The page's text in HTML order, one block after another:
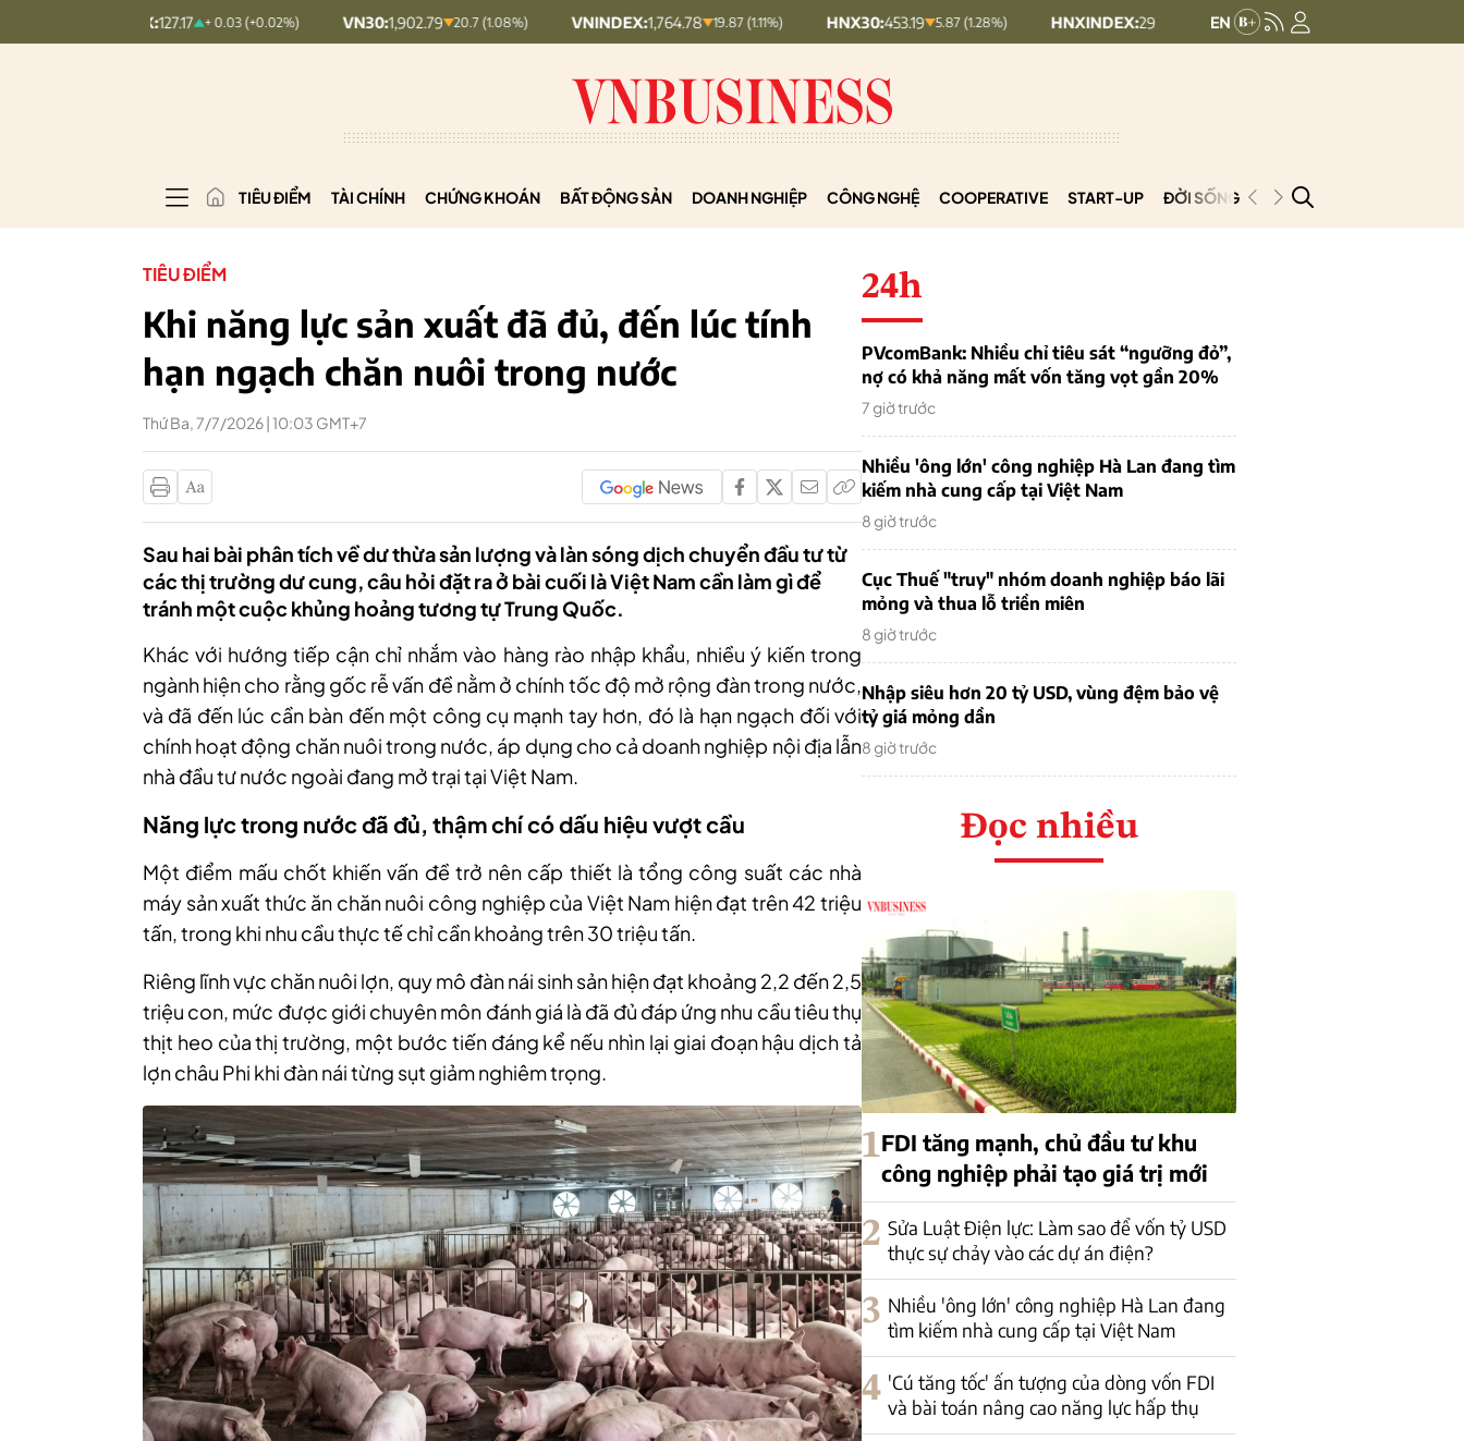
+ 0.03 (+0.02%) VN30: 1,902.79 20.7 (1.08%) VNINDEX: 1,764.78 19.87 (1.11%) HNX30: 453.19 5.87 (1.28%) HNXINDEX:292.64 8.56 (2.84%) UPCOMINDEX:
TIÊU ĐIỂM TÀI CHÍNH CHỨNG KHOÁN BẤT ĐỘNG SẢN DOANH NGHIỆP CÔNG NGHỆ COOPERATIVE START-UP ĐỜI SỐNG PODCAST
TIÊU ĐIỂM
Khi năng lực sản xuất đã đủ, đến lúc tính
hạn ngạch chăn nuôi trong nước
Thứ Ba, 7/7/2026 | 10:03 GMT+7
Sau hai bài phân tích về dư thừa sản lượng và làn sóng dịch chuyển đầu tư từ
các thị trường dư cung, câu hỏi đặt ra ở bài cuối là Việt Nam cần làm gì để
tránh một cuộc khủng hoảng tương tự Trung Quốc.
Khác với hướng tiếp cận chỉ nhắm vào hàng rào nhập khẩu, nhiều ý kiến trong
ngành hiện cho rằng gốc rễ vấn đề nằm ở chính tốc độ mở rộng đàn trong nước,
và đã đến lúc cần bàn đến một công cụ mạnh tay hơn, đó là hạn ngạch đối với
chính hoạt động chăn nuôi trong nước, áp dụng cho cả doanh nghiệp nội địa lẫn
nhà đầu tư nước ngoài đang mở trại tại Việt Nam.
Năng lực trong nước đã đủ, thậm chí có dấu hiệu vượt cầu
Một điểm mấu chốt khiến vấn đề trở nên cấp thiết là tổng công suất các nhà
máy sản xuất thức ăn chăn nuôi công nghiệp của Việt Nam hiện đạt trên 42 triệu
tấn, trong khi nhu cầu thực tế chỉ cần khoảng trên 30 triệu tấn.
Riêng lĩnh vực chăn nuôi lợn, quy mô đàn nái sinh sản hiện đạt khoảng 2,2 đến 2,5
triệu con, mức được giới chuyên môn đánh giá là đã đủ đáp ứng nhu cầu tiêu thụ
thịt heo của thị trường, một bước tiến đáng kể nếu nhìn lại giai đoạn hậu dịch tả
lợn châu Phi khi đàn nái từng sụt giảm nghiêm trọng.
24h
PVcomBank: Nhiều chỉ tiêu sát “ngưỡng đỏ”,
nợ có khả năng mất vốn tăng vọt gần 20%
7 giờ trước
Nhiều 'ông lớn' công nghiệp Hà Lan đang tìm
kiếm nhà cung cấp tại Việt Nam
8 giờ trước
Cục Thuế "truy" nhóm doanh nghiệp báo lãi
mỏng và thua lỗ triền miên
8 giờ trước
Nhập siêu hơn 20 tỷ USD, vùng đệm bảo vệ
tỷ giá mỏng dần
8 giờ trước
Đọc nhiều
1FDI tăng mạnh, chủ đầu tư khu
công nghiệp phải tạo giá trị mới
2 Sửa Luật Điện lực: Làm sao để vốn tỷ USD
thực sự chảy vào các dự án điện?
3 Nhiều 'ông lớn' công nghiệp Hà Lan đang
tìm kiếm nhà cung cấp tại Việt Nam
4 'Cú tăng tốc' ấn tượng của dòng vốn FDI
và bài toán nâng cao năng lực hấp thụ